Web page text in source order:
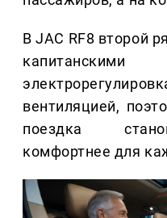
В JAC RF8 второй
вентиляцией,
поездка
комфортнее для